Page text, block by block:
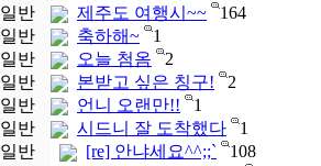
일반 제주도 여행시~~ 164
일반 축하해~ 1
일반 오늘 첨옴 2
일반 본받고 싶은 칭구! 2
일반 언니 오랜만!! 1
일반 시드니 잘 도착했다 1
일반 [re] 안냐세요^^;;` 108